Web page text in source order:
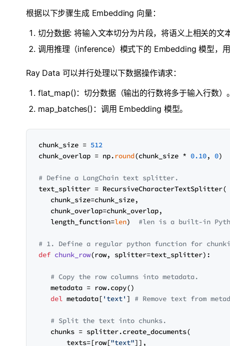
根据以下步骤生成 Embedding 向量：
切分数据: 将输入文本切分为片段，将语义上相关的文
调用推理（inference）模式下的 Embedding 模型，
Ray Data 可以并行处理以下数据操作请求：
flat_map()：切分数据（输出的行数将多于输入行数）。
map_batches()：调用 Embedding 模型。
chunk_size = 512
chunk_overlap = np. round(chunk_size * 0.10, 0)
# Define a LangChain text splitter.
text_splitter = RecursiveCharacterTextSplitter(
   chunk_size=chunk_size,
   chunk_overlap=chunk_overlap,
   length_function=
len) #len is a built-in
# 1. Define a regular python function for
def chunk_row(row, splitter=text_splitter):
# Copy the row columns into metadata.
   metadata = row.copy()
del metadata[ 'text' ] # Remove text from
# Split the text into chunks.
   chunks = splitter.create_documents(
       texts=[row[
"text"]],